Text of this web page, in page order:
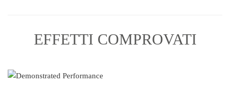
EFFETTI COMPROVATI